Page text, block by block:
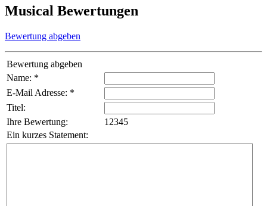
Musical Bewertungen
Bewertung abgeben
Bewertung abgeben
Name: *
E-Mail Adresse: *
Titel:
Ihre Bewertung:
1 2345
Ein kurzes Statement: